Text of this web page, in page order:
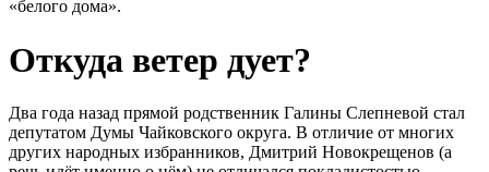
«белого дома».
Откуда ветер дует?
Два года назад прямой родственник Галины Слепневой стал
депутатом Думы Чайковского округа. В отличие от многих
других народных избранников, Дмитрий Новокрещенов (а